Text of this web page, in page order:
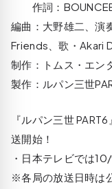
作詞：
編曲：大野雄二、演
Friends、歌・Akari
制作：トムス・エン
製作：ルパン三世
『ルパン三世
送開始！
・日本テレビでは
※各局の放送日時は